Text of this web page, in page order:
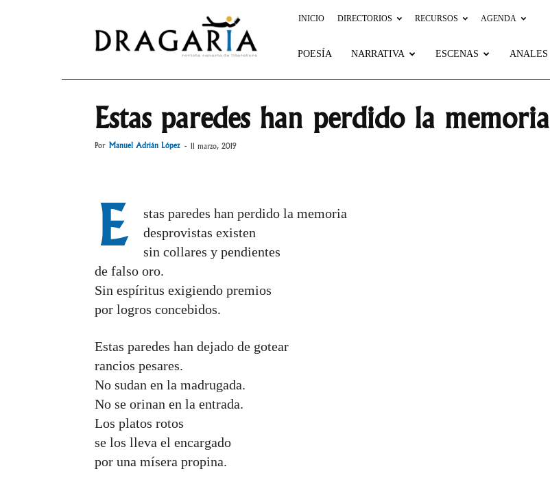
INICIO DIRECTORIOS RECURSOS AGENDA
POESÍA NARRATIVA ESCENAS ANALES
Estas paredes han perdido la memoria
Por Manuel Adrián López - 11 marzo, 2019
E
stas paredes han perdido la memoria
desprovistas existen
sin collares y pendientes
de falso oro.
Sin espíritus exigiendo premios
por logros concebidos.
Estas paredes han dejado de gotear
rancios pesares.
No sudan en la madrugada.
No se orinan en la entrada.
Los platos rotos
se los lleva el encargado
por una mísera propina.